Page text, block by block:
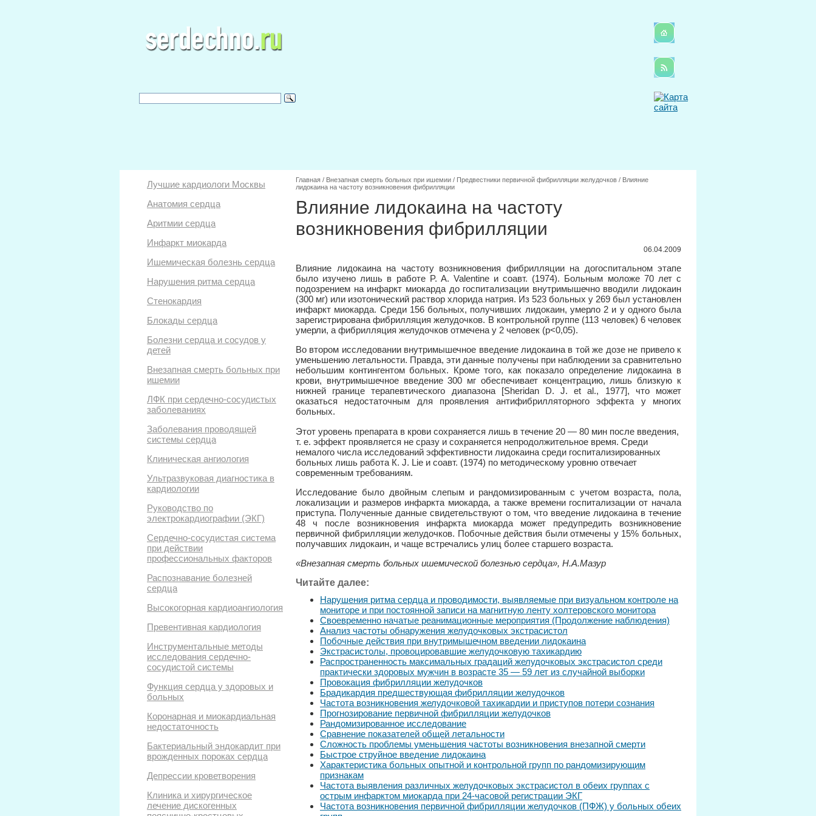
Лучшие кардиологи Москвы
Анатомия сердца
Аритмии сердца
Инфаркт миокарда
Ишемическая болезнь сердца
Нарушения ритма сердца
Стенокардия
Блокады сердца
Болезни сердца и сосудов у
детей
Внезапная смерть больных при
ишемии
ЛФК при сердечно-сосудистых
заболеваниях
Заболевания проводящей
системы сердца
Клиническая ангиология
Ультразвуковая диагностика в
кардиологии
Руководство по
электрокардиографии (ЭКГ)
Сердечно-сосудистая система
при действии
профессиональных факторов
Распознавание болезней
сердца
Высокогорная кардиоангиология
Превентивная кардиология
Инструментальные методы
исследования сердечно-
сосудистой системы
Функция сердца у здоровых и
больных
Коронарная и миокардиальная
недостаточность
Бактериальный эндокардит при
врожденных пороках сердца
Депрессии кроветворения
Клиника и хирургическое
лечение дискогенных
Главная / Внезапная смерть больных при ишемии / Предвестники первичной фибрилляции желудочков / Влияние
лидокаина на частоту возникновения фибрилляции
Влияние лидокаина на частоту
возникновения фибрилляции
06.04.2009
Влияние лидокаина на частоту возникновения фибрилляции на догоспитальном этапе
было изучено лишь в работе P. A. Valentine и соавт. (1974). Больным моложе 70 лет с
подозрением на инфаркт миокарда до госпитализации внутримышечно вводили лидокаин
(300 мг) или изотонический раствор хлорида натрия. Из 523 больных у 269 был установлен
инфаркт миокарда. Среди 156 больных, получивших лидокаин, умерло 2 и у одного была
зарегистрирована фибрилляция желудочков. В контрольной группе (113 человек) 6 человек
умерли, а фибрилляция желудочков отмечена у 2 человек (р<0,05).
Во втором исследовании внутримышечное введение лидокаина в той же дозе не привело к
уменьшению летальности. Правда, эти данные получены при наблюдении за сравнительно
небольшим контингентом больных. Кроме того, как показало определение лидокаина в
крови, внутримышечное введение 300 мг обеспечивает концентрацию, лишь близкую к
нижней границе терапевтического диапазона [Sheridan D. J. et al., 1977], что может
оказаться недостаточным для проявления антифибрилляторного эффекта у многих
больных.
Этот уровень препарата в крови сохраняется лишь в течение 20 — 80 мин после введения,
т. е. эффект проявляется не сразу и сохраняется непродолжительное время. Среди
немалого числа исследований эффективности лидокаина среди госпитализированных
больных лишь работа К. J. Lie и соавт. (1974) по методическому уровню отвечает
современным требованиям.
Исследование было двойным слепым и рандомизированным с учетом возраста, пола,
локализации и размеров инфаркта миокарда, а также времени госпитализации от начала
приступа. Полученные данные свидетельствуют о том, что введение лидокаина в течение
48 ч после возникновения инфаркта миокарда может предупредить возникновение
первичной фибрилляции желудочков. Побочные действия были отмечены у 15% больных,
получавших лидокаин, и чаще встречались улиц более старшего возраста.
«Внезапная смерть больных ишемической болезнью сердца», Н.А.Мазур
Читайте далее:
Нарушения ритма сердца и проводимости, выявляемые при визуальном контроле на
мониторе и при постоянной записи на магнитную ленту холтеровского монитора
Своевременно начатые реанимационные мероприятия (Продолжение наблюдения)
Анализ частоты обнаружения желудочковых экстрасистол
Побочные действия при внутримышечном введении лидокаина
Экстрасистолы, провоцировавшие желудочковую тахикардию
Распространенность максимальных градаций желудочковых экстрасистол среди
практически здоровых мужчин в возрасте 35 — 59 лет из случайной выборки
Провокация фибрилляции желудочков
Брадикардия предшествующая фибрилляции желудочков
Частота возникновения желудочковой тахикардии и приступов потери сознания
Прогнозирование первичной фибрилляции желудочков
Рандомизированное исследование
Сравнение показателей общей летальности
Сложность проблемы уменьшения частоты возникновения внезапной смерти
Быстрое струйное введение лидокаина
Характеристика больных опытной и контрольной групп по рандомизирующим
признакам
Частота выявления различных желудочковых экстрасистол в обеих группах с
острым инфарктом миокарда при 24-часовой регистрации ЭКГ
Частота возникновения первичной фибрилляции желудочков (ПФЖ) у больных обеих